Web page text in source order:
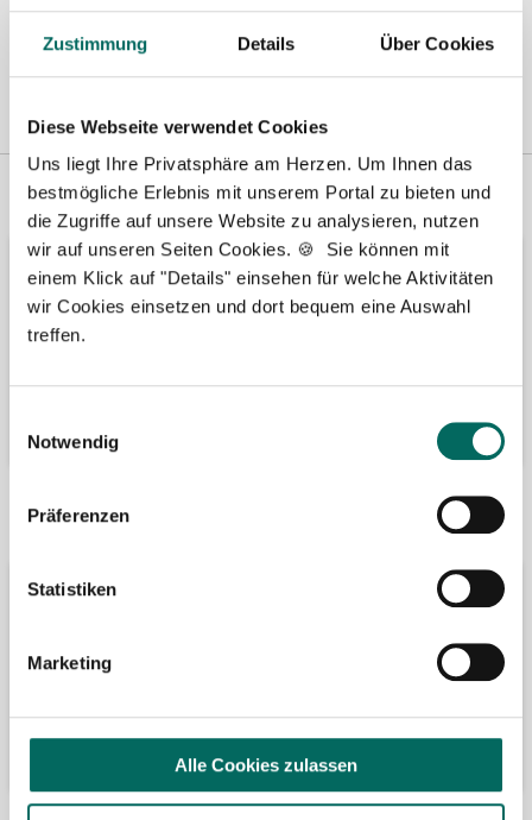
Zustimmung Details Über Cookies
Diese Webseite verwendet Cookies
Uns liegt Ihre Privatsphäre am Herzen. Um Ihnen das
bestmögliche Erlebnis mit unserem Portal zu bieten und
die Zugriffe auf unsere Website zu analysieren, nutzen
wir auf unseren Seiten Cookies. 🍪 Sie können mit
einem Klick auf "Details" einsehen für welche Aktivitäten
wir Cookies einsetzen und dort bequem eine Auswahl
treffen.
Notwendig
Präferenzen
Statistiken
Marketing
Alle Cookies zulassen
Vertreten in Wir fördern
Bäume pflanzen Kooperation mit